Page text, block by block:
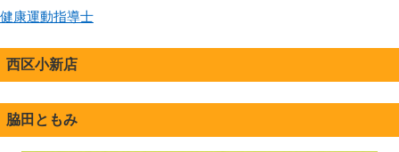
健康運動指導士
西区小新店
脇田ともみ